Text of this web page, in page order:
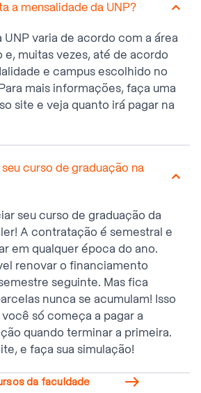
a mensalidade da UNP?
UNP varia de acordo com a área
muitas vezes, até de acordo
e campus escolhido no
mais informações, faça uma
site e veja quanto irá pagar na
curso de graduação na
seu curso de graduação da
A contratação é semestral e
em qualquer época do ano.
renovar o financiamento
seguinte. Mas fica
nunca se acumulam! Isso
só começa a pagar a
quando terminar a primeira.
e faça sua simulação!
da faculdade 